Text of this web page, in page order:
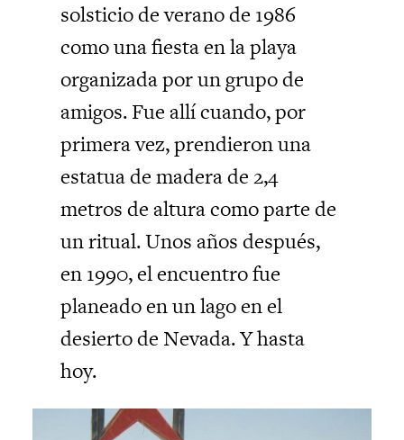
solsticio de verano de 1986
como una fiesta en la playa
organizada por un grupo de
amigos. Fue allí cuando, por
primera vez, prendieron una
estatua de madera de 2,4
metros de altura como parte de
un ritual. Unos años después,
en 1990, el encuentro fue
planeado en un lago en el
desierto de Nevada. Y hasta
hoy.